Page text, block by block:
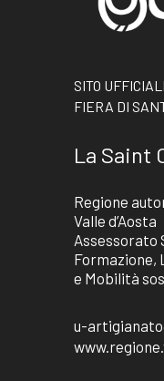
SITO
FIERA DI
La Saint
Regione
Valle d’Aosta
Assessorato
Formazione,
e Mobilità
u-